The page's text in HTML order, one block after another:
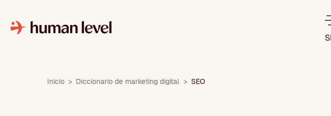
contenido
Inicio > Diccionario de marketing digital > SEO